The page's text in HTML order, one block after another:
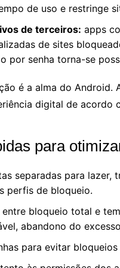
de uso e restringe
de terceiros: apps
de sites
por senha torna-se
é a alma do
digital de acordo
para
separadas para lazer,
perfis de bloqueio.
entre bloqueio total e
abandono do
para evitar